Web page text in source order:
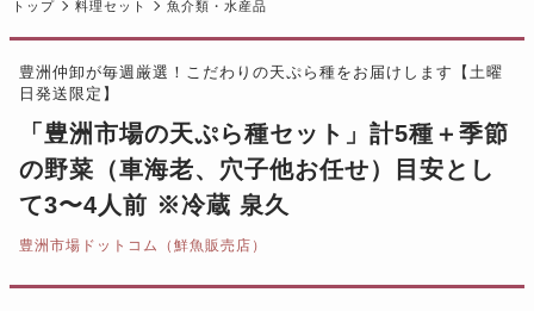
トップ 料理セット 魚介類・水産品
豊洲仲卸が毎週厳選！こだわりの天ぷら種をお届けします【土曜
日発送限定】
「豊洲市場の天ぷら種セット」計5種＋季節
の野菜（車海老、穴子他お任せ）目安とし
て3〜4人前 ※冷蔵 泉久
豊洲市場ドットコム（鮮魚販売店）